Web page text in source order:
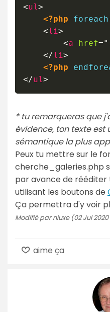
<ul >
<?php
foreach
<li >
<a href="
</li >
<?php
</ul >
* tu remarqueras que
évidence, ton texte est
sémantique la plus
Peux tu mettre sur le
cherche_galeries.php
par avance de rééditer
utilisant les boutons de
Ça permettra d'y voir
Modifié par niuxe (02 Jul 2020
aime ça